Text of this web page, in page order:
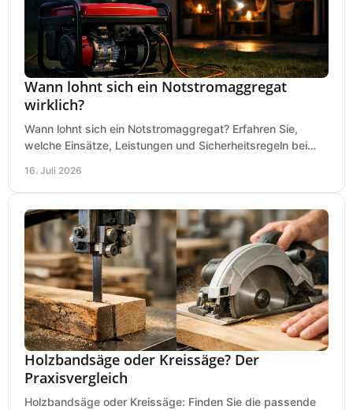
Wann lohnt sich ein Notstromaggregat
wirklich?
Wann lohnt sich ein Notstromaggregat? Erfahren Sie,
welche Einsätze, Leistungen und Sicherheitsregeln bei
16. Juli 2026
Holzbandsäge oder Kreissäge? Der
Praxisvergleich
Holzbandsäge oder Kreissäge: Finden Sie die passende